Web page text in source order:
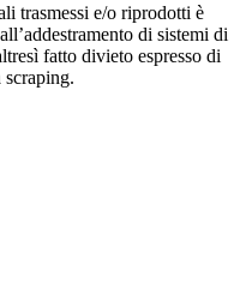
trasmessi e/o riprodotti è
di sistemi di
fatto divieto espresso di